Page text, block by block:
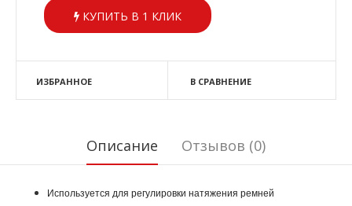
КУПИТЬ В 1 КЛИК
ИЗБРАННОЕ В СРАВНЕНИЕ
Описание Отзывов (0)
Используется для регулировки натяжения ремней